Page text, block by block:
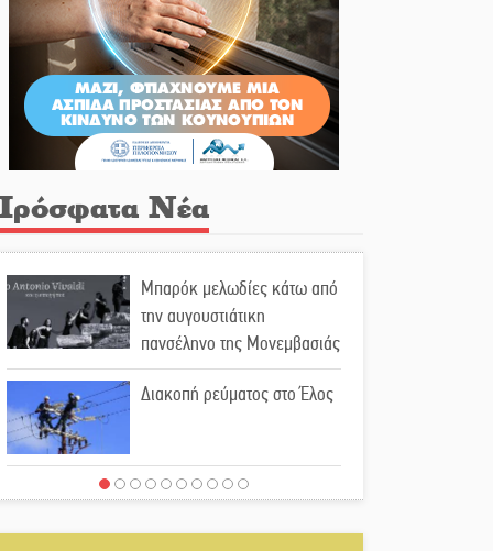
Νέα
Μπαρόκ μελωδίες κάτω από
την αυγουστιάτικη
πανσέληνο της Μονεμβασιάς
Διακοπή ρεύματος στο Έλος
Στο Γύθειο η Άντζελα